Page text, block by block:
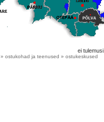
ei tulemusi.
» ostukohad ja teenused » ostukeskused